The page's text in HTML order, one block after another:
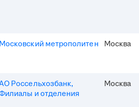
Московский метрополитен Москва
Россельхозбанк,
и отделения
Москва